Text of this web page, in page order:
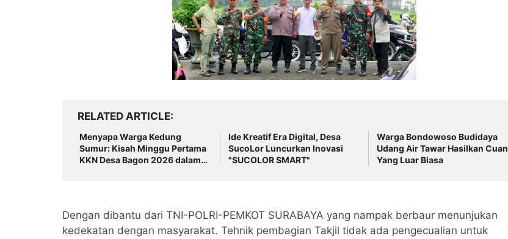
RELATED ARTICLE
Menyapa Warga Kedung
Sumur: Kisah Minggu Pertama
KKN Desa Bagon 2026 dalam
Ide Kreatif Era Digital, Desa
SucoLor Luncurkan Inovasi
"SUCOLOR SMART"
Warga Bondowoso Budidaya
Udang Air Tawar Hasilkan Cuan
Yang Luar Biasa
Dengan dibantu dari TNI-POLRI-PEMKOT SURABAYA yang nampak berbaur menunjukan
kedekatan dengan masyarakat. Tehnik pembagian Takjil tidak ada pengecualian untuk